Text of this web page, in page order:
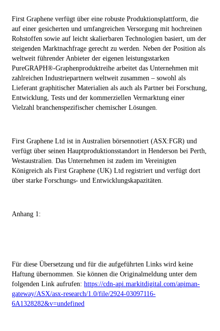
First Graphene verfügt über eine robuste Produktionsplattform, die
auf einer gesicherten und umfangreichen Versorgung mit hochreinen
Rohstoffen sowie auf leicht skalierbaren Technologien basiert, um der
steigenden Marktnachfrage gerecht zu werden. Neben der Position als
weltweit führender Anbieter der eigenen leistungsstarken
PureGRAPH®-Graphenproduktreihe arbeitet das Unternehmen mit
zahlreichen Industriepartnern weltweit zusammen – sowohl als
Lieferant graphitischer Materialien als auch als Partner bei Forschung,
Entwicklung, Tests und der kommerziellen Vermarktung einer
Vielzahl branchenspezifischer chemischer Lösungen.
First Graphene Ltd ist in Australien börsennotiert (ASX:FGR) und
verfügt über seinen Hauptproduktionsstandort in Henderson bei Perth,
Westaustralien. Das Unternehmen ist zudem im Vereinigten
Königreich als First Graphene (UK) Ltd registriert und verfügt dort
über starke Forschungs- und Entwicklungskapazitäten.
Anhang 1:
Für diese Übersetzung und für die aufgeführten Links wird keine
Haftung übernommen. Sie können die Originalmeldung unter dem
folgenden Link aufrufen: https://cdn-api.markitdigital.com/apiman-
gateway/ASX/asx-research/1.0/file/2924-03097116-
6A1328282&v=undefined